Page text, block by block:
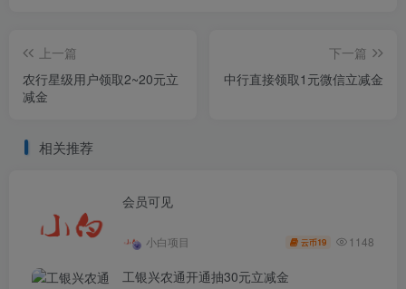
上一篇
农行星级用户领取2~20元立
减金
下一篇
中行直接领取1元微信立减金
相关推荐
会员可见
小白项目 云币19 1148
工银兴农通开通抽30元立减金